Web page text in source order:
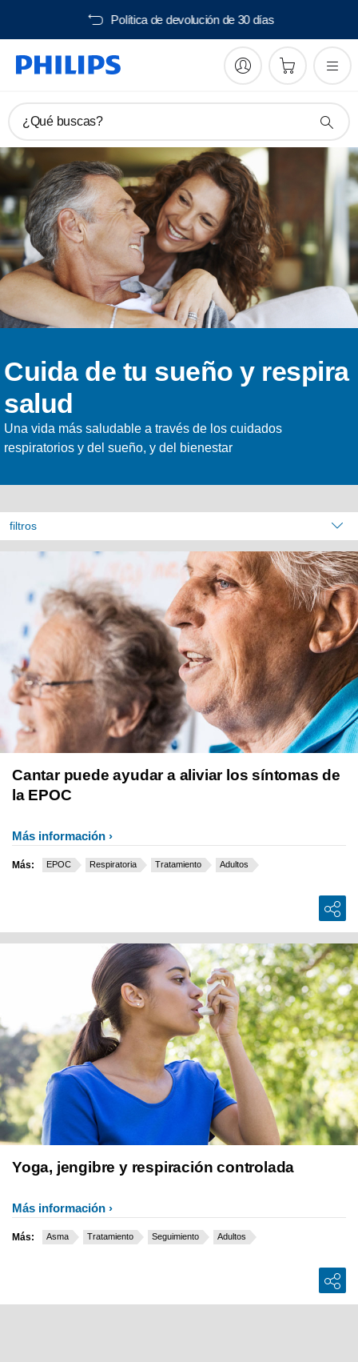
Envío gratis desde 40€
¿Qué buscas?
Cuida de tu sueño y respira
salud
Una vida más saludable a través de los cuidados
respiratorios y del sueño, y del bienestar
filtros
Cantar puede ayudar a aliviar los síntomas de
la EPOC
Más información
Más: EPOC Respiratoria Tratamiento Adultos
Yoga, jengibre y respiración controlada
Más información
Más: Asma Tratamiento Seguimiento Adultos